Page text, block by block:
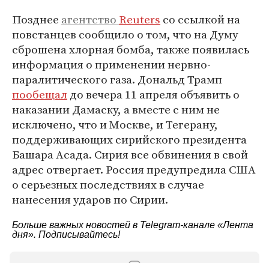
Позднее агентство Reuters со ссылкой на
повстанцев сообщило о том, что на Думу
сброшена хлорная бомба, также появилась
информация о применении нервно-
паралитического газа. Дональд Трамп
пообещалдо вечера 11 апреля объявить о
наказании Дамаску, а вместе с ним не
исключено, что и Москве, и Тегерану,
поддерживающих сирийского президента
Башара Асада. Сирия все обвинения в свой
адрес отвергает. Россия предупредила США
о серьезных последствиях в случае
нанесения ударов по Сирии.
Больше важных новостей в Telegram-канале «Лента
дня». Подписывайтесь!